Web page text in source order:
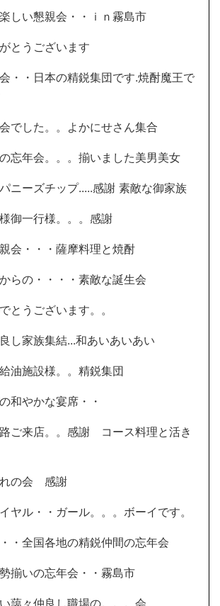
しい懇親会・・ｉｎ霧島市
とうございます
・・日本の精鋭集団です.焼酎魔王で
でした。。よかにせさん集合
忘年会。。。揃いました美男美女
ニーズチップ.....感謝 素敵な御家族
御一行様。。。感謝
会・・・薩摩料理と焼酎
らの・・・・素敵な誕生会
とうございます。。
し家族集結...和あいあいあい
油施設様。。精鋭集団
和やかな宴席・・
ご来店。。感謝 コース料理と活き
の会 感謝
ヤル・・ガール。。。ボーイです。
・全国各地の精鋭仲間の忘年会
揃いの忘年会・・霧島市